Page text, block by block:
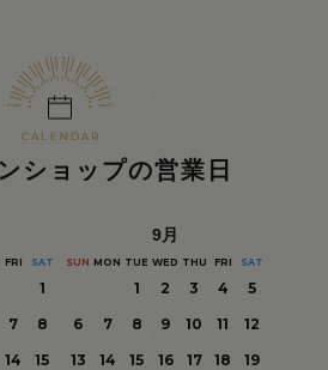
ショップの営業日
FRI SAT
1
7
8
14
15
9月
SUN MON TUE WED THU FRI SAT
1 2 3 4
5
6
7 8 9 10 11
12
13
14 15 16 17 18
19